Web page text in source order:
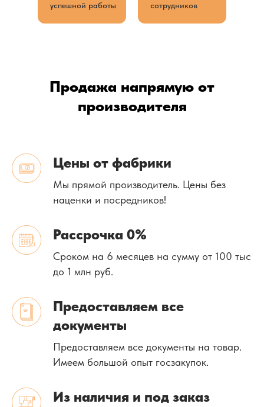
успешной работы сотрудников
Продажа напрямую от
производителя
Цены от фабрики
Мы прямой производитель. Цены без
наценки и посредников!
Рассрочка 0%
Сроком на 6 месяцев на сумму от 100 тыс
до 1 млн руб.
Предоставляем все
документы
Предоставляем все документы на товар.
Имеем большой опыт госзакупок.
Из наличия и под заказ